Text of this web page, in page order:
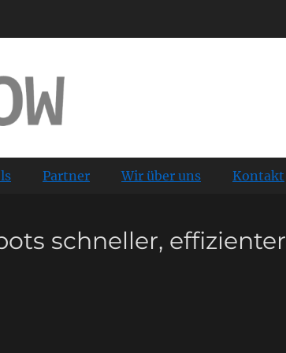
Partner Wir über uns Kontakt
schneller, effizienter